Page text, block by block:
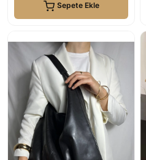
Sepete Ekle